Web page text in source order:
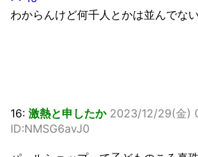
わからんけど何千人とかは並んでな
16: 激熱と申したか 2023/12/29(金)
ID:NMSG6avJ0